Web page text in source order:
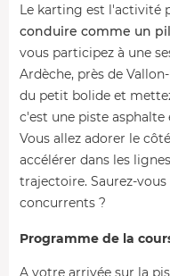
Le karting est l'activité
conduire comme un
vous participez à une
Ardèche, près de
du petit bolide et
c'est une piste
Vous allez adorer le
accélérer dans les
trajectoire. Saurez-
concurrents ?
Programme de la
A votre arrivée sur la